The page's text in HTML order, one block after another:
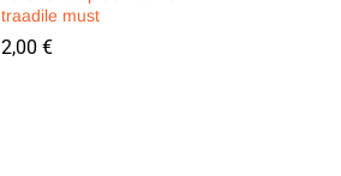
traadile must
2,00 €
2,00 €